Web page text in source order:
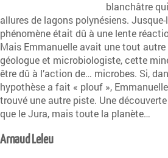
blanchâtre
allures de lagons polynésiens.
phénomène était dû à une lente
Mais Emmanuelle avait une tout
géologue et microbiologiste, cette
être dû à l’action de… microbes. Si,
hypothèse a fait « plouf »,
trouvé une autre piste. Une
que le Jura, mais toute la planète…
Arnaud Leleu